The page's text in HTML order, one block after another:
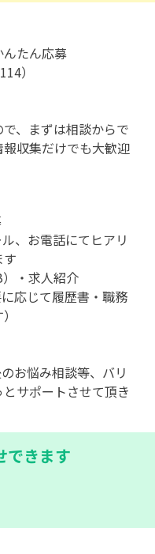
たん応募
）
、まずは相談からで
収集だけでも大歓迎
、お電話にてヒアリ
す
・求人紹介
応じて履歴書・職務
お悩み相談等、バリ
サポートさせて頂き
できます